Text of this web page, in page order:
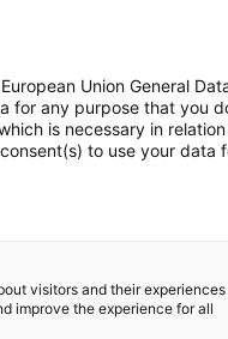
pás
Union General
for any purpose that you
is necessary in
to use your data
visitors and their experiences
improve the experience for all